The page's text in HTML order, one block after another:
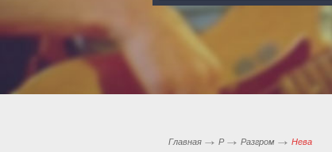
Главная Р Разгром Нева